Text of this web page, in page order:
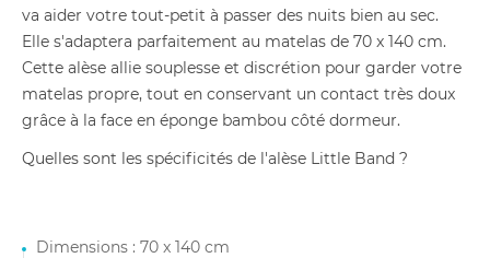
va aider votre tout-petit à passer des nuits bien au sec.
Elle s'adaptera parfaitement au matelas de 70 x 140 cm.
Cette alèse allie souplesse et discrétion pour garder votre
matelas propre, tout en conservant un contact très doux
grâce à la face en éponge bambou côté dormeur.
Quelles sont les spécificités de l'alèse Little Band ?
Dimensions : 70 x 140 cm